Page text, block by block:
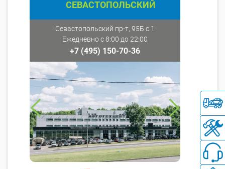
СЕВАСТОПОЛЬСКИЙ
Севастопольский пр-т, 95Б с.1
Ежедневно с 8:00 до 22:00
+7 (495) 150-70-36